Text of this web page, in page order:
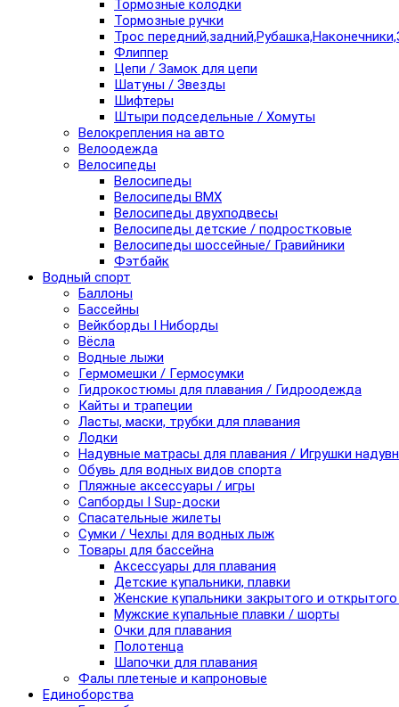
Тормозные колодки
Тормозные ручки
Трос
Флиппер
Цепи / Замок для цепи
Шатуны / Звезды
Шифтеры
Штыри подседельные / Хомуты
Велокрепления на авто
Велоодежда
Велосипеды
Велосипеды
Велосипеды BMX
Велосипеды двухподвесы
Велосипеды детские / подростковые
Велосипеды шоссейные/ Гравийники
Фэтбайк
Водный спорт
Баллоны
Бассейны
Вейкборды I Ниборды
Вёсла
Водные лыжи
Гермомешки / Гермосумки
Гидрокостюмы для плавания / Гидроодежда
Кайты и трапеции
Ласты, маски, трубки для плавания
Лодки
Надувные матрасы для плавания / Игрушки
Обувь для водных видов спорта
Пляжные аксессуары / игры
Сапборды I Sup-доски
Спасательные жилеты
Сумки / Чехлы для водных лыж
Товары для бассейна
Аксессуары для плавания
Детские купальники, плавки
Женские купальники закрытого и
Мужские купальные плавки / шорты
Очки для плавания
Полотенца
Шапочки для плавания
Фалы плетеные и капроновые
Единоборства